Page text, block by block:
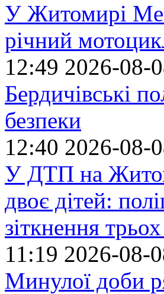
У Житомирі
річний
12:49 2026-08-
Бердичівські
безпеки
12:40 2026-08-
У ДТП на
двоє дітей:
зіткнення
11:19 2026-08-
Минулої доби